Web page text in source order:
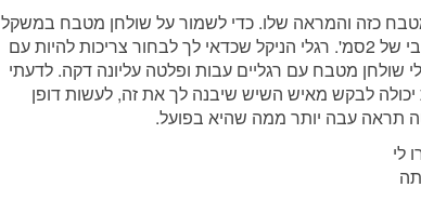
מטבח כזה והמראה שלו. כדי לשמור על שולחן מטבח במשקל
סביר ומחיר שפוי, אני מניח שתבחרי בשיש בעובי של 2סמ'. רגלי הניקל שכדאי לך לבחור צריכות להיות עם
שולחן מטבח עם רגליים עבות ופלטה עליונה דקה. לדעתי
לבקש מאיש השיש שיבנה לך את זה, לעשות דופן
תראה עבה יותר ממה שהיא בפועל.
לי